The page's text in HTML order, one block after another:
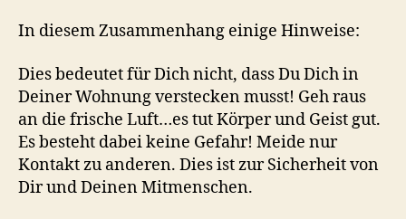
In diesem Zusammenhang einige Hinweise:
Dies bedeutet für Dich nicht, dass Du Dich in
Deiner Wohnung verstecken musst! Geh raus
an die frische Luft…es tut Körper und Geist gut.
Es besteht dabei keine Gefahr! Meide nur
Kontakt zu anderen. Dies ist zur Sicherheit von
Dir und Deinen Mitmenschen.